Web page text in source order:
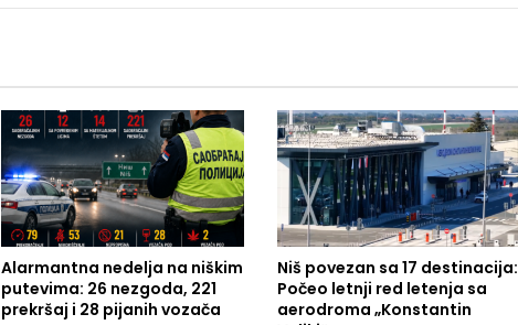
Alarmantna nedelja na niškim
putevima: 26 nezgoda, 221
prekršaj i 28 pijanih vozača
Niš povezan sa 17 destinacija:
Počeo letnji red letenja sa
aerodroma „Konstantin